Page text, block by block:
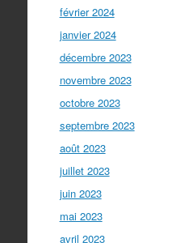
février 2024
janvier 2024
décembre 2023
novembre 2023
octobre 2023
septembre 2023
août 2023
juillet 2023
juin 2023
mai 2023
avril 2023